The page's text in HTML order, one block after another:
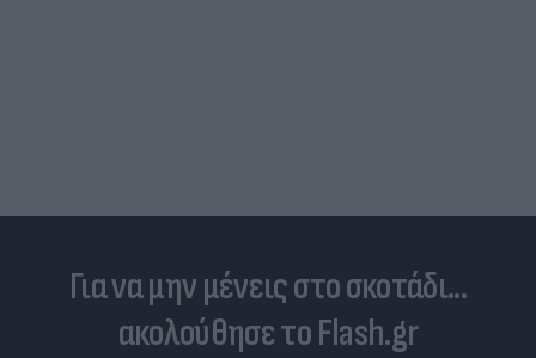
Για να μην μένεις στο σκοτάδι...
ακολούθησε το Flash.gr